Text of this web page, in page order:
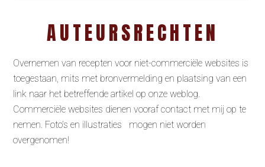
AUTEURSRECHTEN
Overnemen van recepten voor niet-commerciële websites is
toegestaan, mits met bronvermelding en plaatsing van een
link naar het betreffende artikel op onze weblog.
Commerciële websites dienen vooraf contact met mij op te
nemen. Foto’s en illustraties mogen niet worden
overgenomen!